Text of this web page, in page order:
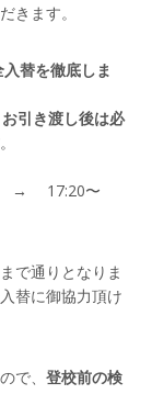
きます。
替を徹底しま
引き渡し後は必
。
→ 17:20〜
で通りとなりま
替に御協力頂け
で、 登校前の検